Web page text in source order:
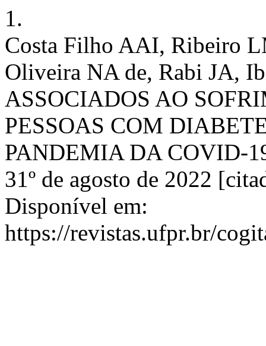
1.
Costa Filho AAI, Ribeiro
Oliveira NA de, Rabi JA,
ASSOCIADOS AO
PESSOAS COM
PANDEMIA DA COVID-
31º de agosto de 2022
Disponível em:
https://revistas.ufpr.br/